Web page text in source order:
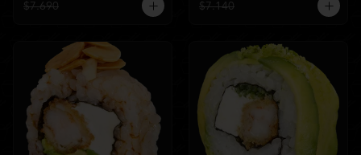
$7.690
$7.140